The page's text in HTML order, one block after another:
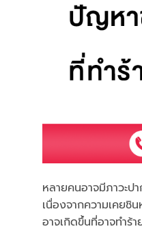
หลายคนอาจมีภาวะป
เนื่องจากความเคยชิ
อาจเกิดขึ้นที่อาจทำร้